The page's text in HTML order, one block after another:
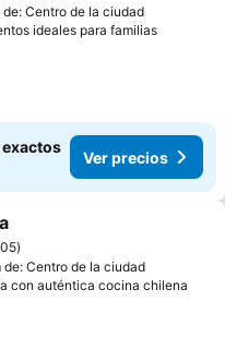
de: Centro de la ciudad
ideales para familiasVer
Ver precios
a favoritos
de: Centro de la ciudad
con auténtica cocina chilena